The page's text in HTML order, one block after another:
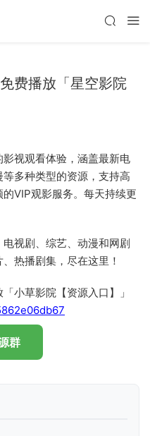
费播放「星空影院
视观看体验，涵盖最新电
多种类型的资源，支持高
VIP观影服务。每天持续更
视剧、综艺、动漫和网剧
热播剧集，尽在这里！
小草影院【资源入口】」
群